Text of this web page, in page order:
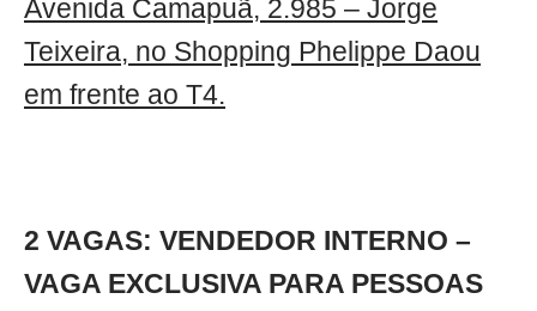
Avenida Camapuã, 2.985 – Jorge
Teixeira, no Shopping Phelippe Daou
em frente ao T4.
2 VAGAS: VENDEDOR INTERNO –
VAGA EXCLUSIVA PARA PESSOAS